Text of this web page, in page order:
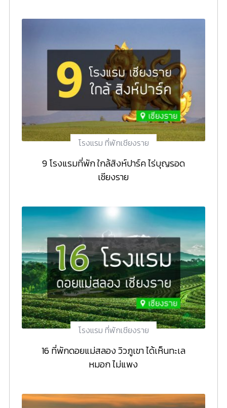
โรงแรม ที่พักเชียงราย
9 โรงแรมที่พัก ใกล้สิงห์ปาร์ค ไร่บุญรอด
เชียงราย
โรงแรม ที่พักเชียงราย
16 ที่พักดอยแม่สลอง วิวภูเขา ได้เห็นทะเล
หมอก ไม่แพง